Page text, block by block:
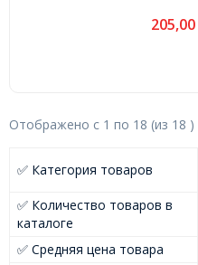
205,00
Отображено с 1 по 18 (из 18 )
✅ Категория товаров
✅ Количество товаров в
каталоге
✅ Средняя цена товара